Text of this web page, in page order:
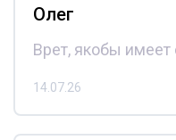
Олег
Врет, якобы имеет
14.07.26